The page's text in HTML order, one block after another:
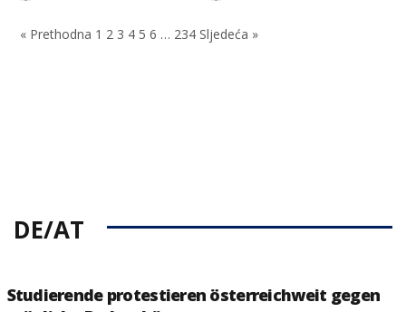
« Prethodna 1 2 3 4 5 6 … 234 Sljedeća »
DE/AT
Studierende protestieren österreichweit gegen